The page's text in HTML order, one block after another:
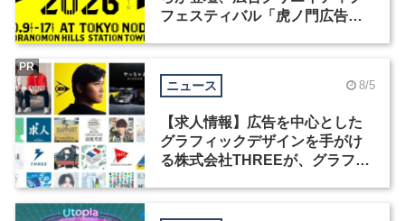
フェスティバル「虎ノ門広告
ニュース 8/5
【求人情報】広告を中心とした
グラフィックデザインを手がけ
る株式会社THREEが、グラフィ
PR